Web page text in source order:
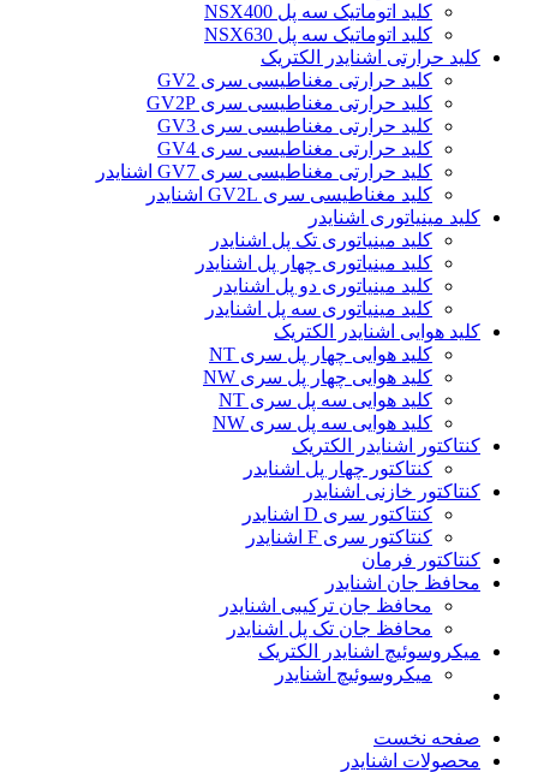
کلید اتوماتیک سه پل NSX400
کلید اتوماتیک سه پل NSX630
کلید حرارتی اشنایدر الکتریک
کليد حرارتی مغناطيسی سری GV2
کليد حرارتی مغناطيسی سری GV2P
کليد حرارتی مغناطيسی سری GV3
کليد حرارتی مغناطيسی سری GV4
کليد حرارتی مغناطيسی سری GV7 اشنایدر
کليد مغناطيسی سری GV2L اشنایدر
کلید مينياتوری اشنایدر
کلید مینیاتوری تک پل اشنایدر
کلید مینیاتوری چهار پل اشنایدر
کلید مینیاتوری دو پل اشنایدر
کلید مینیاتوری سه پل اشنایدر
کلید هوایی اشنایدر الکتریک
کلید هوایی چهار پل سری NT
کلید هوایی چهار پل سری NW
کلید هوایی سه پل سری NT
کلید هوایی سه پل سری NW
کنتاکتور اشنایدر الکتریک
کنتاکتور چهار پل اشنایدر
کنتاکتور خازنی اشنایدر
کنتاکتور سری D اشنایدر
کنتاکتور سری F اشنایدر
کنتاکتور فرمان
محافظ جان اشنایدر
محافظ جان ترکیبی اشنایدر
محافظ جان تک پل اشنایدر
میکروسوئیچ اشنایدر الکتریک
میکروسوئیچ اشنایدر
صفحه نخست
محصولات اشنایدر